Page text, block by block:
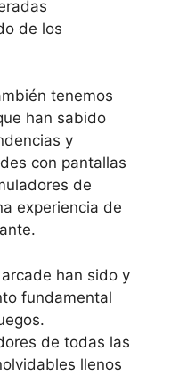
de los
tenemos
han sabido
y
con pantallas
de
experiencia de
han sido y
fundamental
de todas las
llenos